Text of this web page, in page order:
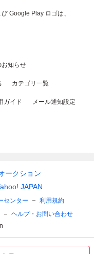
Google Play ロゴは、
お知らせ
カテゴリ一覧
ガイド メール通知設定
ークション
JAPAN
センター
利用規約
ヘルプ・お問い合わせ